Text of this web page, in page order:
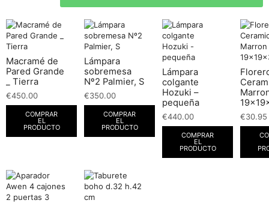
Macramé de
Pared Grande
_ Tierra
€450.00
COMPRAR
EL
PRODUCTO
Lámpara
sobremesa
Nº2 Palmier, S
€350.00
COMPRAR
EL
PRODUCTO
Lámpara
colgante
Hozuki –
pequeña
€440.00
COMPRAR
EL
PRODUCTO
€30.95